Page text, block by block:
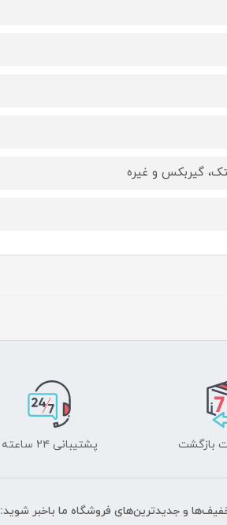
گیربکس و غیره
پشتیبانی ۲۴ ساعته
و جدیدترین‌های فروشگاه ما باخبر شوید: